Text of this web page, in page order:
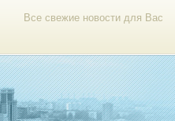
Все свежие новости для Вас